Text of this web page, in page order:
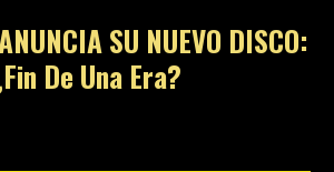
SU NUEVO DISCO:
De Una Era?